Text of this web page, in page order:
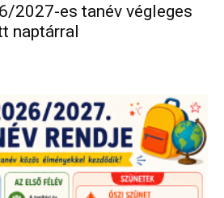
2027-es tanév végleges
naptárral